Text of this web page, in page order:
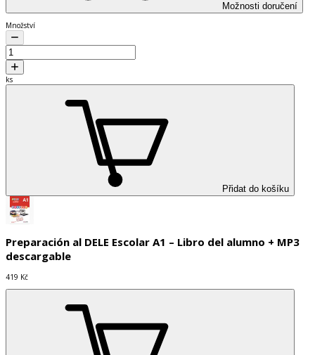
Možnosti doručení
Množství
ks
Přidat do košíku
Preparación al DELE Escolar A1 – Libro del alumno + MP3
descargable
419 Kč